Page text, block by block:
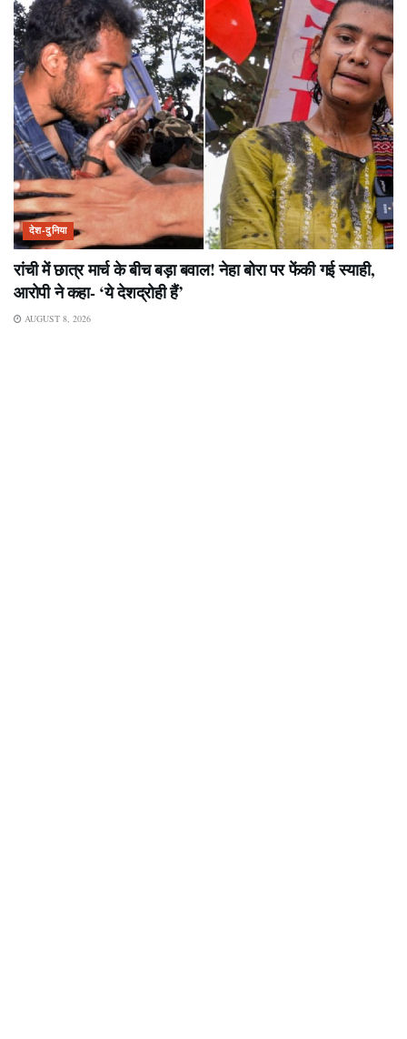
देश-दुनिया
रांची में छात्र मार्च के बीच बड़ा बवाल! नेहा बोरा पर फेंकी गई स्याही,
आरोपी ने कहा- ‘ये देशद्रोही हैं’
AUGUST 8, 2026